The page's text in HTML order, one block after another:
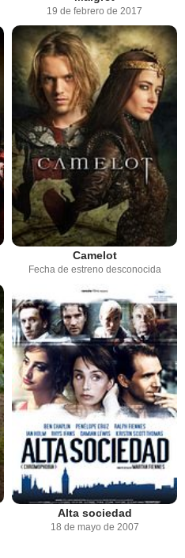
19 de febrero de 2017
Camelot
Fecha de estreno desconocida
Alta sociedad
18 de mayo de 2007